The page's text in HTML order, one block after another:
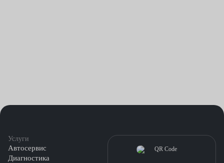
Услуги
Автосервис
Диагностика